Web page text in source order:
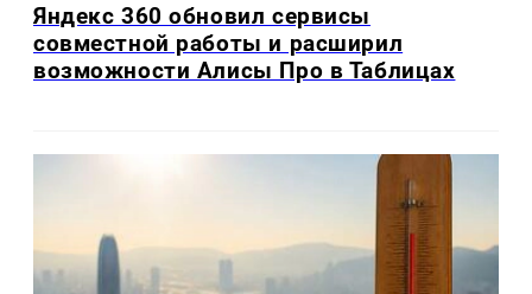
Яндекс 360 обновил сервисы
совместной работы и расширил
возможности Алисы Про в Таблицах